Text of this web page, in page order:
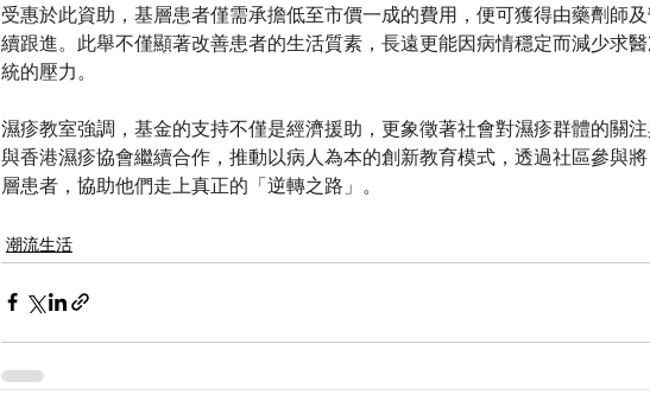
受惠於此資助，基層患者僅需承擔低至市價一成的費用，便可獲得由藥劑師
續跟進。此舉不僅顯著改善患者的生活質素，長遠更能因病情穩定而減少求
統的壓力。
濕疹教室強調，基金的支持不僅是經濟援助，更象徵著社會對濕疹群體的關
與香港濕疹協會繼續合作，推動以病人為本的創新教育模式，透過社區參與
層患者，協助他們走上真正的「逆轉之路」。
潮流生活